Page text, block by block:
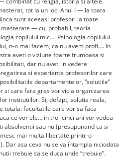
tot la un loc. Anul I — la toata
sunt aceeasi profesori la toate
— cu, probabil, teoria
copilului mic…. Psihologia copilului
n-o mai facem, ca nu avem profi…. In
aveti o viziune foarte frumoasa si
dar nu aveti in vedere
si experienta profesorilor care
departamentelor, “solutiile”
si care fara gres vor vicia organizarea
institutiilor. Si, defapt, solutia reala,
totala: facultatile care vor sa faca
ce vor ele… in trei-cinci ani vor vedea
absolventii sau nu (presupunand ca si
mai multa libertate printr-o
Dar asa ceva nu se va intampla niciodata
trebuie sa se duca unde “trebuie”.